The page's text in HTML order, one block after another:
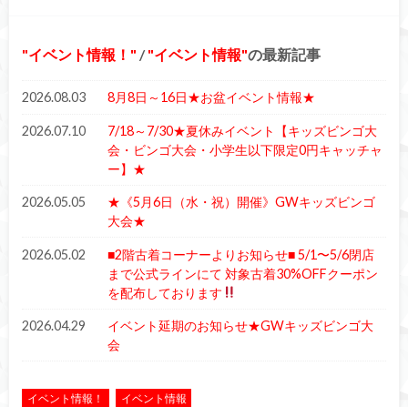
イベント情報！ / イベント情報 の最新記事
2026.08.03 8月8日～16日★お盆イベント情報★
2026.07.10
7/18～7/30★夏休みイベント【キッズビンゴ大
会・ビンゴ大会・小学生以下限定0円キャッチャ
ー】★
2026.05.05
★《5月6日（水・祝）開催》GWキッズビンゴ
大会★
2026.05.02
■2階古着コーナーよりお知らせ■ 5/1〜5/6閉店
まで公式ラインにて 対象古着30%OFFクーポン
を配布しております
2026.04.29
イベント延期のお知らせ★GWキッズビンゴ大
会
イベント情報！ イベント情報